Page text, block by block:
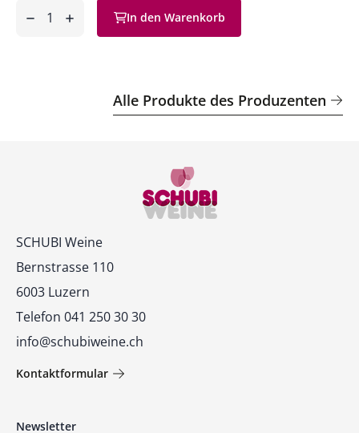
In den Warenkorb
Alle Produkte des Produzenten
Kontakt
SCHUBI Weine
Bernstrasse 110
6003 Luzern
Telefon 041 250 30 30
info@schubiweine.ch
Kontaktformular
Newsletter